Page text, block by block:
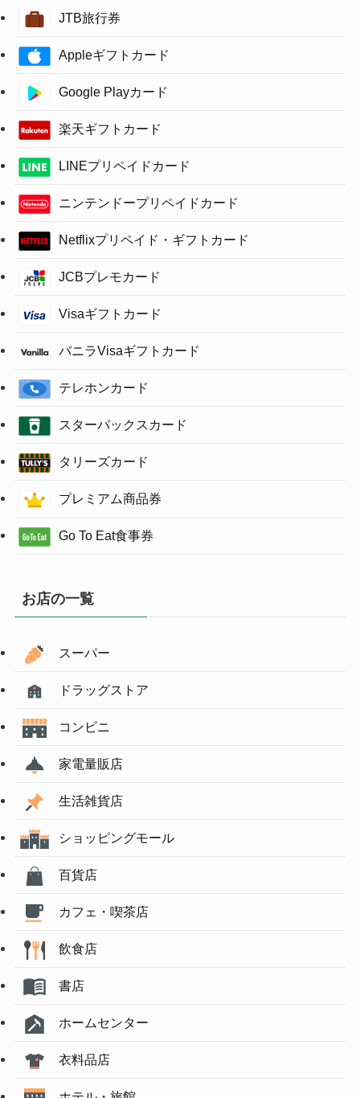
JTB旅行券
Appleギフトカード
Google Playカード
楽天ギフトカード
LINEプリペイドカード
ニンテンドープリペイドカード
Netflixプリペイド・ギフトカード
JCBプレモカード
Visaギフトカード
バニラVisaギフトカード
テレホンカード
スターバックスカード
タリーズカード
プレミアム商品券
Go To Eat食事券
お店の一覧
スーパー
ドラッグストア
コンビニ
家電量販店
生活雑貨店
ショッピングモール
百貨店
カフェ・喫茶店
飲食店
書店
ホームセンター
衣料品店